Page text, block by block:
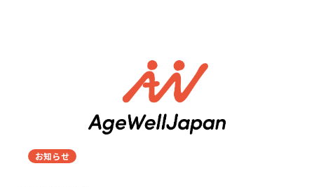
お知らせ